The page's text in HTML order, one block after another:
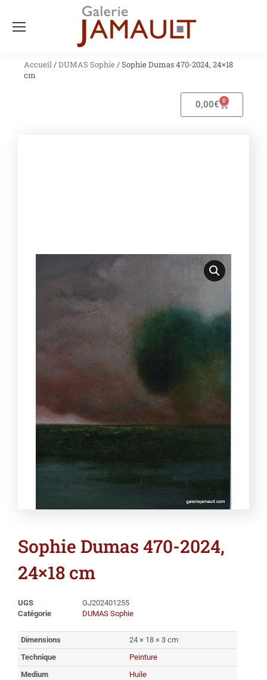
Accueil/DUMAS Sophie/ Sophie Dumas 470-2024, 24×18
cm
0,00€ 0
Sophie Dumas 470-2024,
24×18 cm
UGS
GJ202401255
Catégorie
DUMAS Sophie
Dimensions
24 × 18 × 3 cm
Technique
Peinture
Medium
Huile